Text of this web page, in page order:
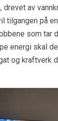
drevet av
tilgangen på
som tar
energi skal
og kraftverk